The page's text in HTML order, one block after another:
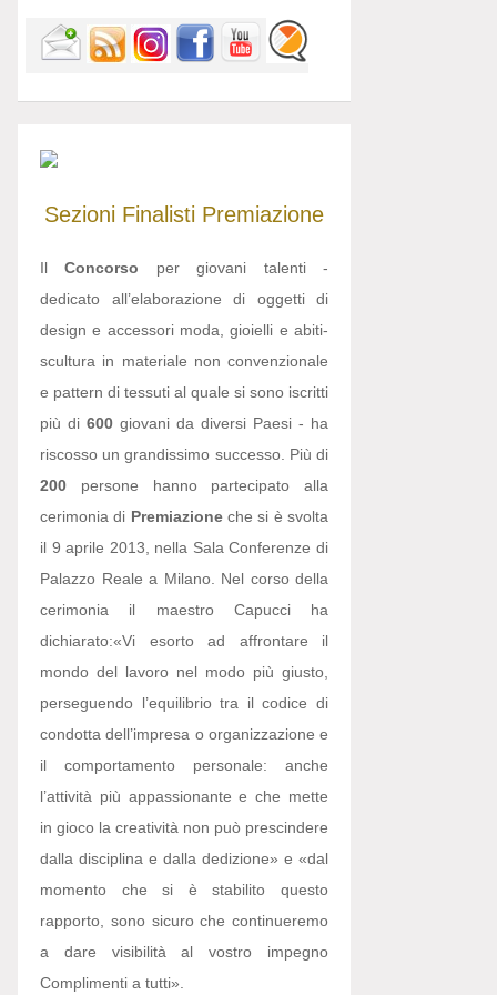
Sezioni Finalisti Premiazione
IlConcorso per giovani talenti -
dedicato all’elaborazione di oggetti di
design e accessori moda, gioielli e abiti-
scultura in materiale non convenzionale
e pattern di tessuti al quale si sono iscritti
più di 600 giovani da diversi Paesi - ha
riscosso un grandissimo successo. Più di
200 persone hanno partecipato alla
cerimonia di Premiazioneche si è svolta
il 9 aprile 2013, nella Sala Conferenze di
Palazzo Reale a Milano. Nel corso della
cerimonia il maestro Capucci ha
dichiarato:«Vi esorto ad affrontare il
mondo del lavoro nel modo più giusto,
perseguendo l’equilibrio tra il codice di
condotta dell’impresa o organizzazione e
il comportamento personale: anche
l’attività più appassionante e che mette
in gioco la creatività non può prescindere
dalla disciplina e dalla dedizione» e «dal
momento che si è stabilito questo
rapporto, sono sicuro che continueremo
a dare visibilità al vostro impegno
Complimenti a tutti».